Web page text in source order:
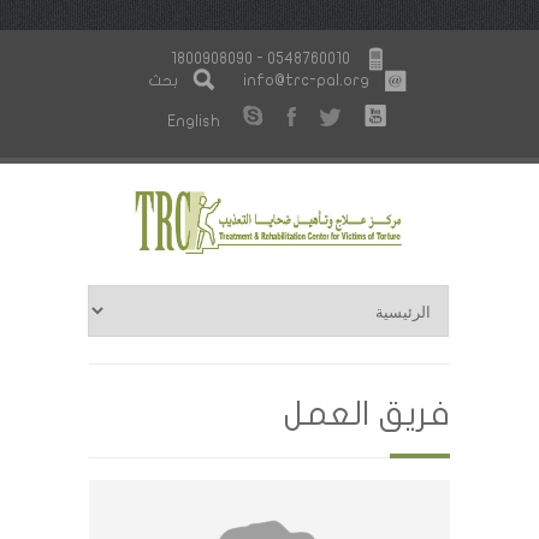
1800908090 - 0548760010
info@trc-pal.org
بحث
English
فريق العمل